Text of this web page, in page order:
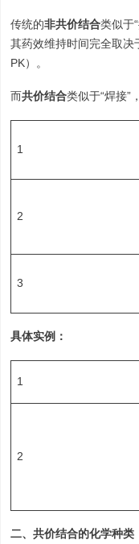
传统的非共价结合类似于
其药效维持时间完全取决
PK）。
而共价结合类似于“焊接”
1
2
3
具体实例：
1
2
二、共价结合的化学种类